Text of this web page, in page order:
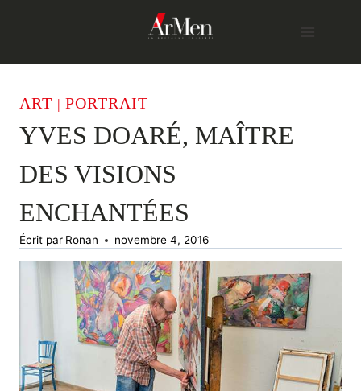
ART |PORTRAIT
YVES DOARÉ, MAÎTRE
DES VISIONS
ENCHANTÉES
Écrit par Ronan novembre 4, 2016